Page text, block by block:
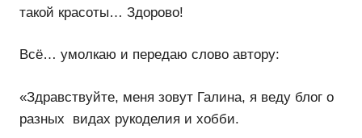
такой красоты… Здорово!
Всё… умолкаю и передаю слово автору:
«Здравствуйте, меня зовут Галина, я веду блог о
разных видах рукоделия и хобби.